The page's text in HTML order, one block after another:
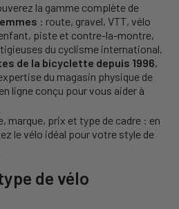
la gamme complète de
: route, gravel, VTT, vélo
piste et contre-la-montre,
du cyclisme international.
de la bicyclette depuis 1996,
du magasin physique de
ligne conçu pour vous aider à
marque, prix et type de cadre : en
le vélo idéal pour votre style de
de vélo